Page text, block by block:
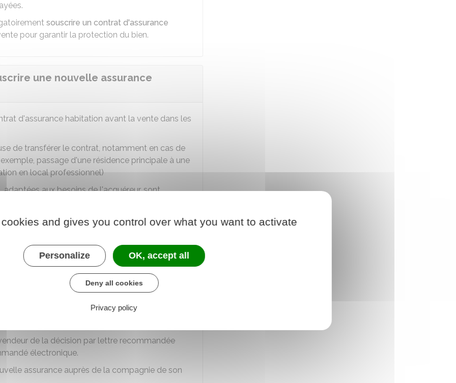
souscrire un contrat d'assurance
pour garantir la protection du bien.
une nouvelle assurance
d'assurance habitation avant la vente dans les
de transférer le contrat, notamment en cas de
passage d'une résidence principale à une
en local professionnel)
aux besoins de l'acquéreur, sont
pour les biens personnels ou des garanties
trop cher ou insuffisant en termes de protection.
d'assurance habitation après la
qui lui a été transféré.
de la décision par lettre recommandée
électronique.
assurance auprès de la compagnie de son
and gives you control over what you want to activate
Personalize OK, accept all
Deny all cookies
Privacy policy